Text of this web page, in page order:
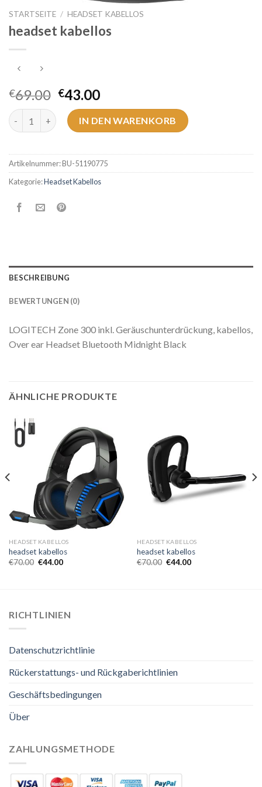
STARTSEITE / HEADSET KABELLOS
headset kabellos
€69.00 €43.00
headset kabellos MengeIN DEN WARENKORB
Artikelnummer:BU-51190775
Kategorie:Headset Kabellos
BESCHREIBUNG
BEWERTUNGEN (0)
LOGITECH Zone 300 inkl. Geräuschunterdrückung, kabellos,
Over ear Headset Bluetooth Midnight Black
ÄHNLICHE PRODUKTE
HEADSET KABELLOS
headset kabellos
€70.00 €44.00
HEADSET KABELLOS
headset kabellos
€70.00 €44.00
RICHTLINIEN
Datenschutzrichtlinie
Rückerstattungs- und Rückgaberichtlinien
Geschäftsbedingungen
Über
ZAHLUNGSMETHODE